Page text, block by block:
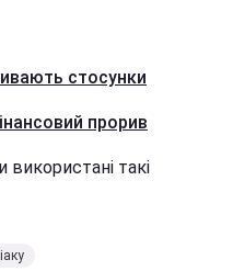
стосунки
прорив
використані такі